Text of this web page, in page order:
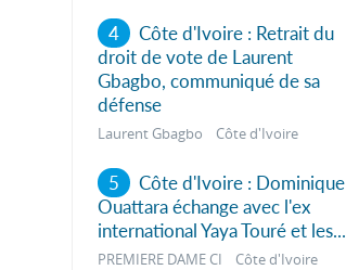
4
Côte d'Ivoire : Retrait du
droit de vote de Laurent
Gbagbo, communiqué de sa
défense
Laurent Gbagbo Côte d'Ivoire
5
Côte d'Ivoire : Dominique
Ouattara échange avec l'ex
international Yaya Touré et les...
PREMIERE DAME CI Côte d'Ivoire